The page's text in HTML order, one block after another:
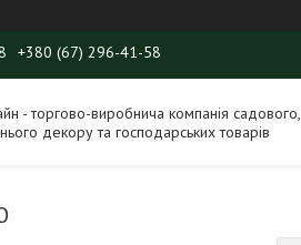
+380 (67) 296-41-58
- торгово-виробнича компанія садового,
декору та господарських товарів